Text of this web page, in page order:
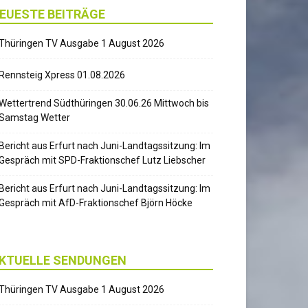
BEITRÄGE
TV Ausgabe 1 August 2026
Xpress 01.08.2026
Südthüringen 30.06.26 Mittwoch bis
Wetter
aus Erfurt nach Juni-Landtagssitzung: Im
mit SPD-Fraktionschef Lutz Liebscher
aus Erfurt nach Juni-Landtagssitzung: Im
mit AfD-Fraktionschef Björn Höcke
SENDUNGEN
TV Ausgabe 1 August 2026